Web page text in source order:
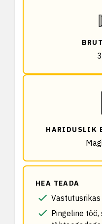
HARIDUSLIK
HEA TEADA
Pingeline